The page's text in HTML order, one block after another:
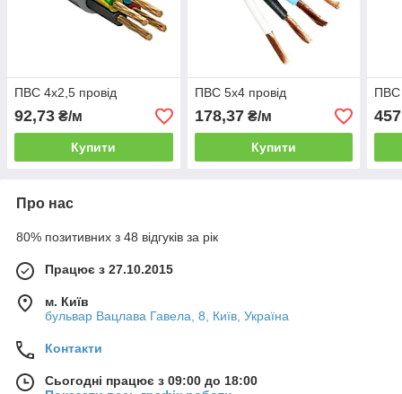
ПВС 4х2,5 провід
92,73 ₴/м
Купити
ПВС 5х4 провід
178,37₴/м
Купити
ПВС
Про нас
80% позитивних з 48 відгуків за рік
Працює з 27.10.2015
м. Київ
бульвар Вацлава Гавела, 8, Київ, Україна
Контакти
Сьогодні працює з 09:00 до 18:00